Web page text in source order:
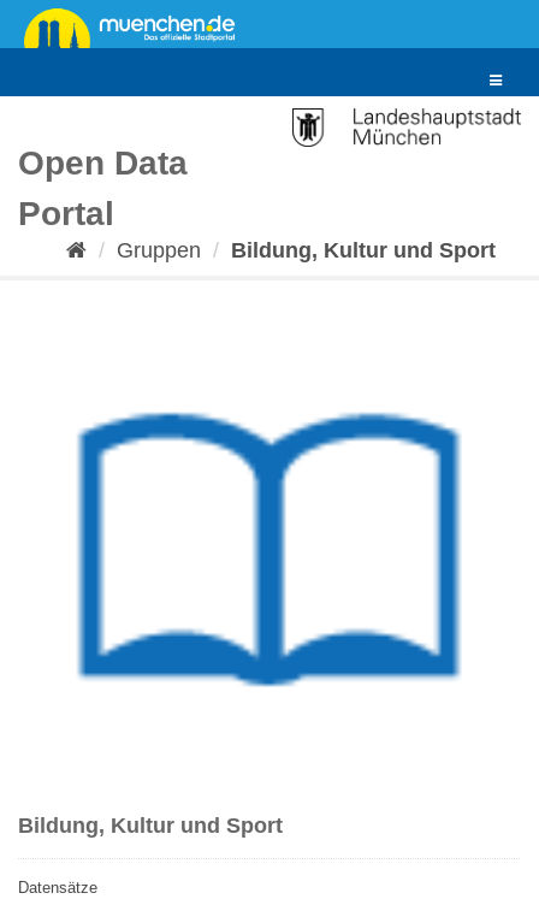
Überspringen
zum
Toggle
Open Data
Portal
Gruppen Bildung, Kultur und Sport
Bildung, Kultur und Sport
Datensätze